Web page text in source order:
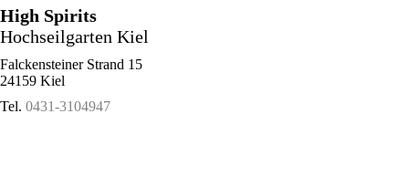
High Spirits
Hochseilgarten Kiel
Falckensteiner Strand 15
24159 Kiel
Tel. 0431-3104947